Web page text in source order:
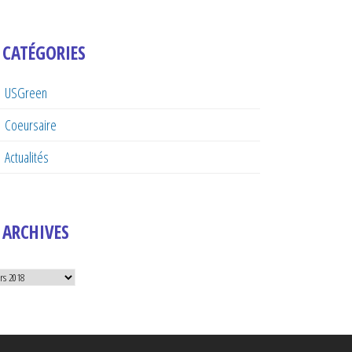
CATÉGORIES
USGreen
Coeursaire
Actualités
ARCHIVES